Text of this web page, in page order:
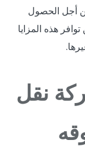
أجل الحصول
هذه المزايا
نقل